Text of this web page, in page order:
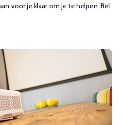
voor je klaar om je te helpen. Bel